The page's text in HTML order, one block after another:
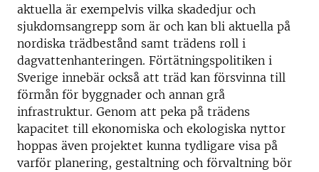
aktuella är exempelvis vilka skadedjur och
sjukdomsangrepp som är och kan bli aktuella på
nordiska trädbestånd samt trädens roll i
dagvattenhanteringen. Förtätningspolitiken i
Sverige innebär också att träd kan försvinna till
förmån för byggnader och annan grå
infrastruktur. Genom att peka på trädens
kapacitet till ekonomiska och ekologiska nyttor
hoppas även projektet kunna tydligare visa på
varför planering, gestaltning och förvaltning bör